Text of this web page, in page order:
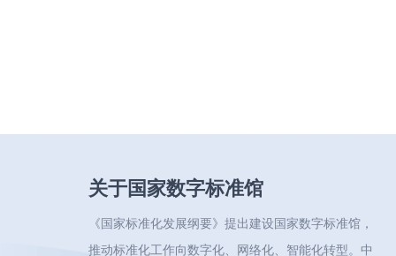
关于国家数字标准馆
《国家标准化发展纲要》提出建设国家数字标准馆，
推动标准化工作向数字化、网络化、智能化转型。中